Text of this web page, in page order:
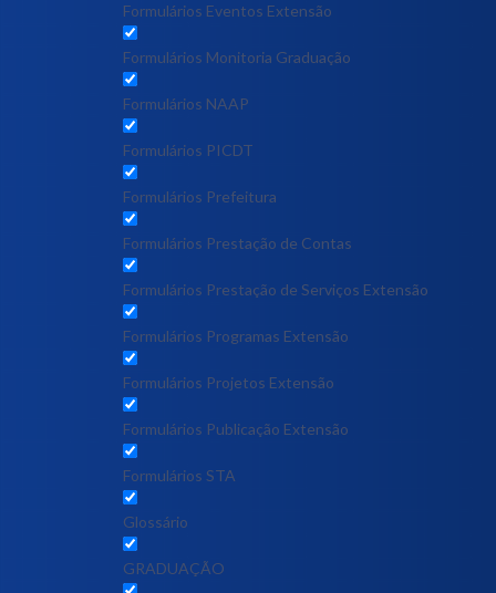
Formulários Eventos Extensão
Formulários Monitoria Graduação
Formulários NAAP
Formulários PICDT
Formulários Prefeitura
Formulários Prestação de Contas
Formulários Prestação de Serviços Extensão
Formulários Programas Extensão
Formulários Projetos Extensão
Formulários Publicação Extensão
Formulários STA
Glossário
GRADUAÇÃO